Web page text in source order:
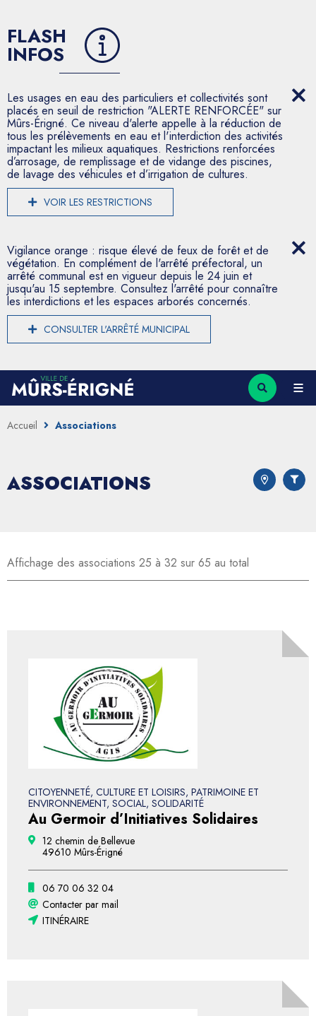
FLASH
INFOS
Les usages en eau des particuliers et collectivités sont
placés en seuil de restriction "ALERTE RENFORCÉE" sur
Mûrs-Érigné. Ce niveau d'alerte appelle à la réduction de
tous les prélèvements en eau et l'interdiction des activités
impactant les milieux aquatiques. Restrictions renforcées
d’arrosage, de remplissage et de vidange des piscines,
de lavage des véhicules et d’irrigation de cultures.
VOIR LES RESTRICTIONS
Vigilance orange : risque élevé de feux de forêt et de
végétation. En complément de l'arrêté préfectoral, un
arrêté communal est en vigueur depuis le 24 juin et
jusqu'au 15 septembre. Consultez l'arrêté pour connaître
les interdictions et les espaces arborés concernés.
CONSULTER L'ARRÊTÉ MUNICIPAL
Accueil Associations
ASSOCIATIONS
Affichage des associations 25 à 32 sur 65 au total
CITOYENNETÉ, CULTURE ET LOISIRS, PATRIMOINE ET
ENVIRONNEMENT, SOCIAL, SOLIDARITÉ
Au Germoir d’Initiatives Solidaires
12 chemin de Bellevue
49610 Mûrs-Érigné
06 70 06 32 04
Contacter par mail
ITINÉRAIRE